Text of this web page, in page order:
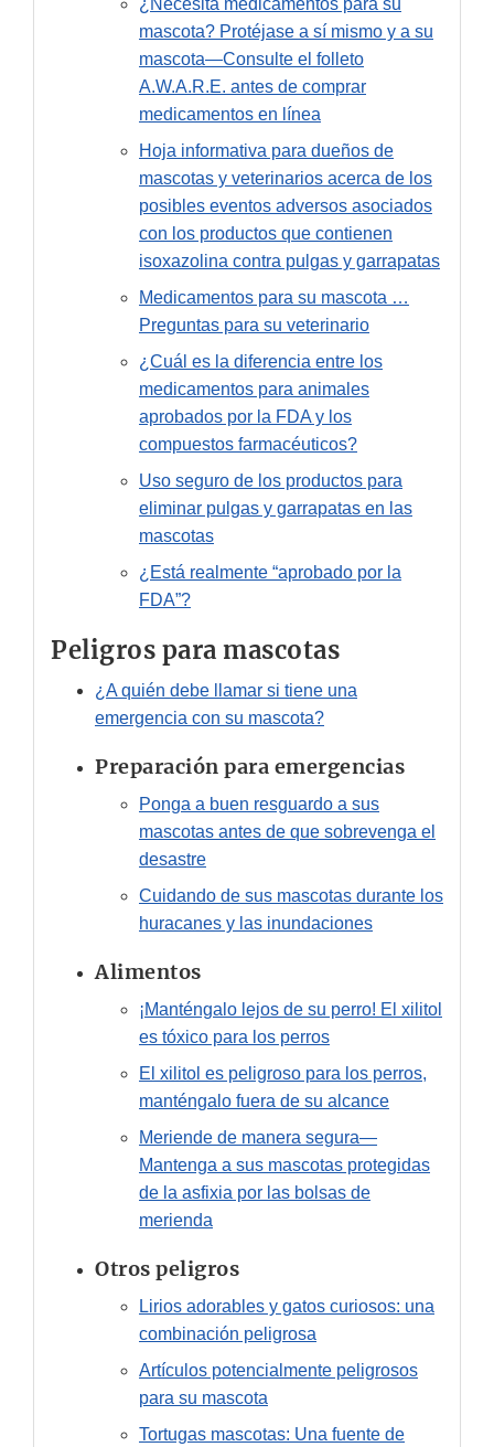
¿Necesita medicamentos para su
mascota? Protéjase a sí mismo y a su
mascota—Consulte el folleto
A.W.A.R.E. antes de comprar
medicamentos en línea
Hoja informativa para dueños de
mascotas y veterinarios acerca de los
posibles eventos adversos asociados
con los productos que contienen
isoxazolina contra pulgas y garrapatas
Medicamentos para su mascota …
Preguntas para su veterinario
¿Cuál es la diferencia entre los
medicamentos para animales
aprobados por la FDA y los
compuestos farmacéuticos?
Uso seguro de los productos para
eliminar pulgas y garrapatas en las
mascotas
¿Está realmente “aprobado por la
FDA”?
Peligros para mascotas
¿A quién debe llamar si tiene una
emergencia con su mascota?
Preparación para emergencias
Ponga a buen resguardo a sus
mascotas antes de que sobrevenga el
desastre
Cuidando de sus mascotas durante los
huracanes y las inundaciones
Alimentos
¡Manténgalo lejos de su perro! El xilitol
es tóxico para los perros
El xilitol es peligroso para los perros,
manténgalo fuera de su alcance
Meriende de manera segura—
Mantenga a sus mascotas protegidas
de la asfixia por las bolsas de
merienda
Otros peligros
Lirios adorables y gatos curiosos: una
combinación peligrosa
Artículos potencialmente peligrosos
para su mascota
Tortugas mascotas: Una fuente de